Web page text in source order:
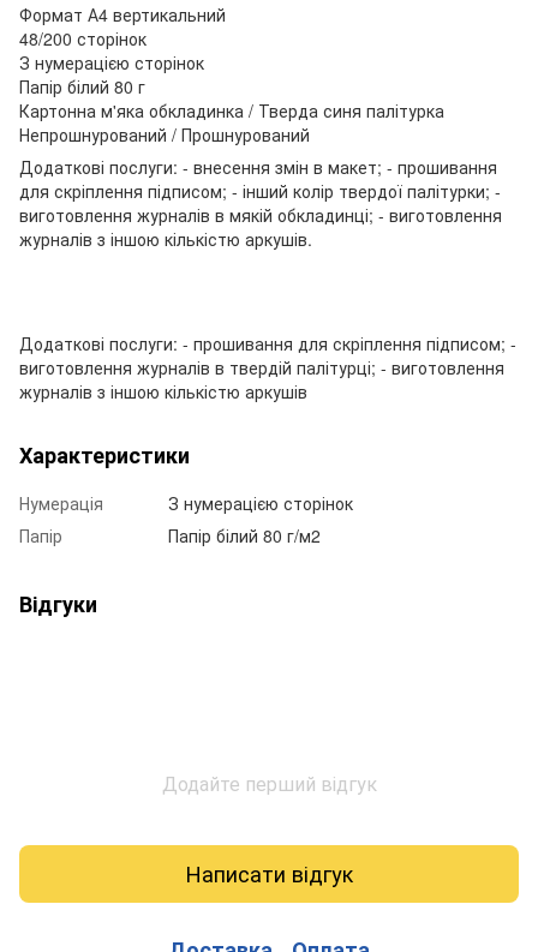
Формат А4 вертикальний
48/200 сторінок
З нумерацією сторінок
Папір білий 80 г
Картонна м'яка обкладинка / Тверда синя палітурка
Непрошнурований / Прошнурований
Додаткові послуги: - внесення змін в макет; - прошивання
для скріплення підписом; - інший колір твердої палітурки; -
виготовлення журналів в мякій обкладинці; - виготовлення
журналів з іншою кількістю аркушів.
Додаткові послуги: - прошивання для скріплення підписом; -
виготовлення журналів в твердій палітурці; - виготовлення
журналів з іншою кількістю аркушів
Характеристики
Нумерація
З нумерацією сторінок
Папір
Папір білий 80 г/м2
Відгуки
Додайте перший відгук
Написати відгук